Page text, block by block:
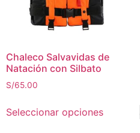
Chaleco Salvavidas de
Natación con Silbato
S/65.00
Seleccionar opciones